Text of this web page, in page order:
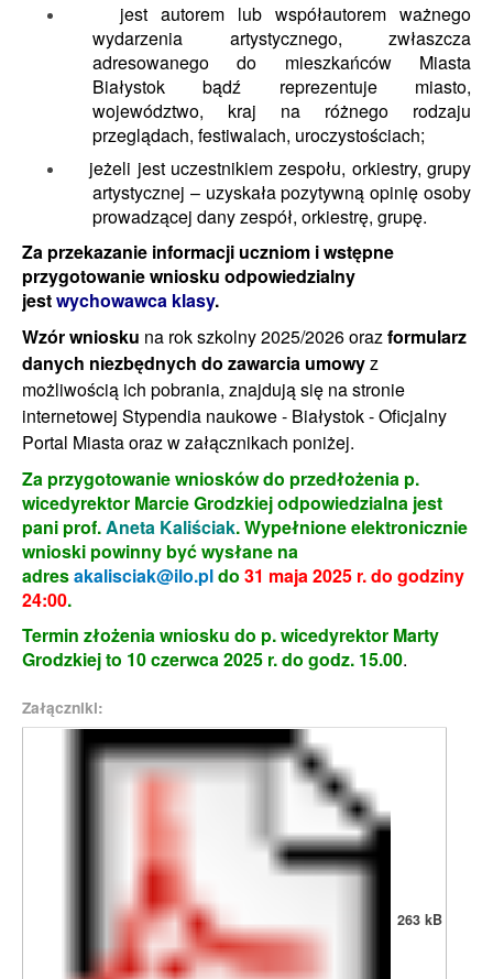
jest autorem lub współautorem ważnego
wydarzenia artystycznego, zwłaszcza
adresowanego do mieszkańców Miasta
Białystok bądź reprezentuje miasto,
województwo, kraj na różnego rodzaju
przeglądach, festiwalach, uroczystościach;
jeżeli jest uczestnikiem zespołu, orkiestry, grupy
artystycznej – uzyskała pozytywną opinię osoby
prowadzącej dany zespół, orkiestrę, grupę.
Za przekazanie informacji uczniom i wstępne
przygotowanie wniosku odpowiedzialny
jestwychowawca klasy.
Wzór wniosku na rok szkolny 2025/2026 orazformularz
danych niezbędnych do zawarcia umowyz
możliwością ich pobrania, znajdują się na stronie
internetowej Stypendia naukowe - Białystok - Oficjalny
Portal Miastaoraz w załącznikach poniżej.
Za przygotowanie wniosków do przedłożenia p.
wicedyrektor Marcie Grodzkiej odpowiedzialna jest
pani prof.Aneta Kaliściak. Wypełnione elektronicznie
wnioski powinny być wysłane na
adresakalisciak@ilo.pldo 31 maja 2025 r. do godziny
24:00.
Termin złożenia wniosku do p. wicedyrektor Marty
Grodzkiej to 10 czerwca 2025 r. do godz. 15.00.
Załączniki:
263 kB